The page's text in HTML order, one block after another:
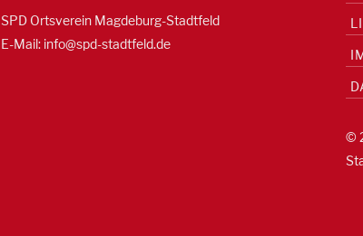
SPD Ortsverein Magdeburg-Stadtfeld
E-Mail: info@spd-stadtfeld.de
©